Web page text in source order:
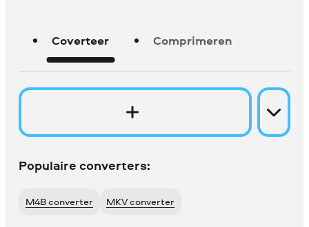
Coverteer Comprimeren
Populaire converters:
M4B converter MKV converter